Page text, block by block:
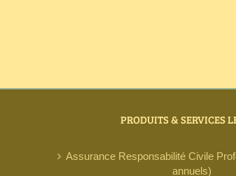
PRODUITS & SERVICES
Assurance Responsabilité Civile
annuels)